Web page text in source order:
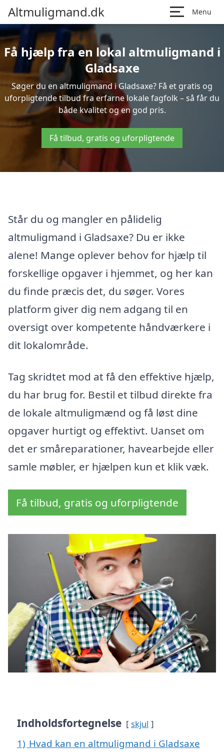
Altmuligmand.dk Menu
Få hjælp fra en lokal altmuligmand i
Gladsaxe
Søger du en altmuligmand i Gladsaxe? Få et gratis og
uforpligtende tilbud fra erfarne lokale fagfolk – så får du
både kvalitet og en god pris.
Få tilbud, gratis og uforpligtende
Står du og mangler en pålidelig
altmuligmand i Gladsaxe? Du er ikke
alene! Mange oplever behov for hjælp til
forskellige opgaver i hjemmet, og her kan
du finde præcis det, du søger. Vores
platform giver dig nem adgang til en
oversigt over kompetente håndværkere i
dit lokalområde.
Tag skridtet mod at få den effektive hjælp,
du har brug for. Bestil et tilbud direkte fra
de lokale altmuligmænd og få løst dine
opgaver hurtigt og effektivt. Uanset om
det er småreparationer, havearbejde eller
samle møbler, er hjælpen kun et klik væk.
Få tilbud, gratis og uforpligtende
Indholdsfortegnelse skjul
1) Hvad kan en altmuligmand i Gladsaxe